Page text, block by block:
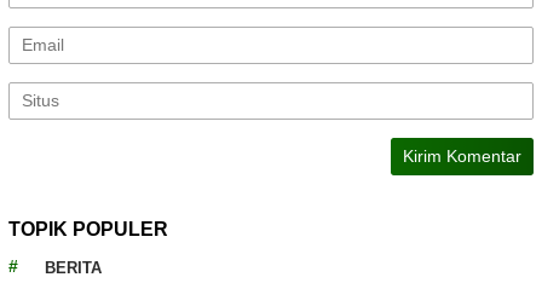
TOPIK POPULER
BERITA